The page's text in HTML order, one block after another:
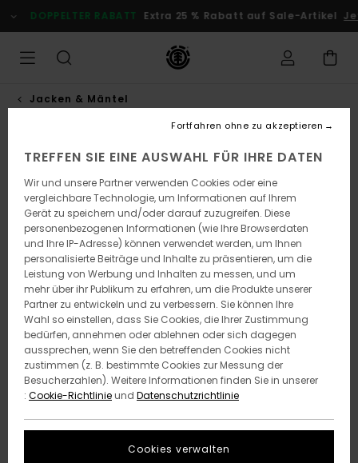
zur
Produktinformation
DOPPELTER RABATT Extra 25 % Rabatt auf Sale-Artikel
Jacken & Mäntel
TREFFEN SIE EINE AUSWAHL FÜR IHRE DATEN
Wir und unsere Partner verwenden Cookies oder eine
vergleichbare Technologie, um Informationen auf Ihrem
Gerät zu speichern und/oder darauf zuzugreifen. Diese
personenbezogenen Informationen (wie Ihre Browserdaten
und Ihre IP-Adresse) können verwendet werden, um Ihnen
personalisierte Beiträge und Inhalte zu präsentieren, um die
Leistung von Werbung und Inhalten zu messen, und um
mehr über ihr Publikum zu erfahren, um die Produkte unserer
Partner zu entwickeln und zu verbessern. Sie können Ihre
Wahl so einstellen, dass Sie Cookies, die Ihrer Zustimmung
bedürfen, annehmen oder ablehnen oder sich dagegen
aussprechen, wenn Sie den betreffenden Cookies nicht
zustimmen (z. B. bestimmte Cookies zur Messung der
Besucherzahlen). Weitere Informationen finden Sie in unserer
: Cookie-Richtlinieund Datenschutzrichtlinie
Cookies verwalten
Fortfahren ohne zu akzeptieren